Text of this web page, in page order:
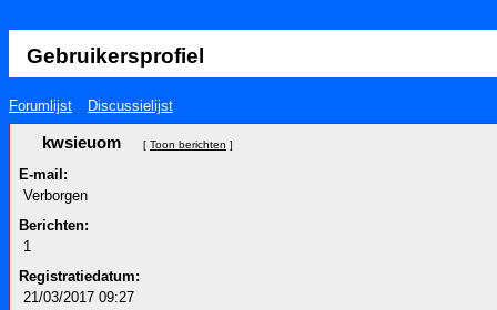
Gebruikersprofiel
Forumlijst Discussielijst
kwsieuom [ Toon berichten ]
E-mail:
Verborgen
Berichten:
1
Registratiedatum:
21/03/2017 09:27